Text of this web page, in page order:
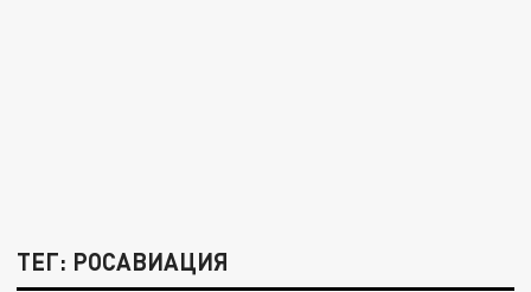
ТЕГ: РОСАВИАЦИЯ